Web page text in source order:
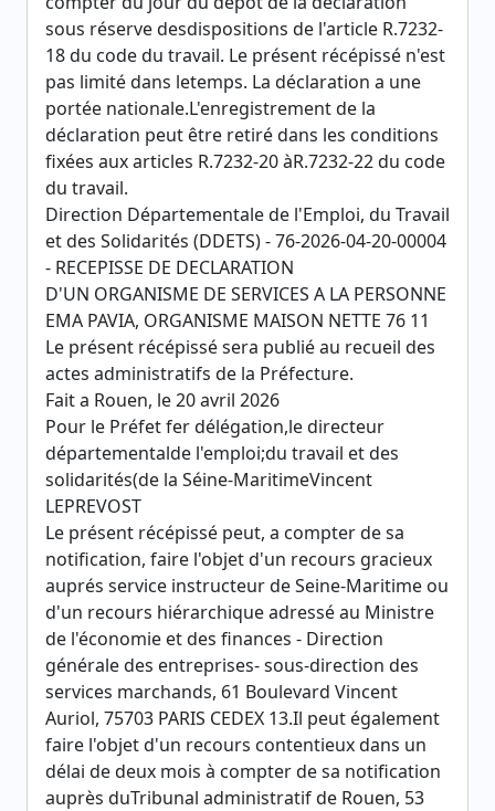
sous réserve desdispositions de l'article R.7232-
18 du code du travail. Le présent récépissé n'est
pas limité dans letemps. La déclaration a une
portée nationale.L'enregistrement de la
déclaration peut être retiré dans les conditions
fixées aux articles R.7232-20 àR.7232-22 du code
du travail.
Direction Départementale de l'Emploi, du Travail
et des Solidarités (DDETS) - 76-2026-04-20-00004
- RECEPISSE DE DECLARATION
D'UN ORGANISME DE SERVICES A LA PERSONNE
EMA PAVIA, ORGANISME MAISON NETTE 76 11
Le présent récépissé sera publié au recueil des
actes administratifs de la Préfecture.
Fait a Rouen, le 20 avril 2026
Pour le Préfet fer délégation,le directeur
départementalde l'emploi;du travail et des
solidarités(de la Séine-MaritimeVincent
LEPREVOST
Le présent récépissé peut, a compter de sa
notification, faire l'objet d'un recours gracieux
auprés service instructeur de Seine-Maritime ou
d'un recours hiérarchique adressé au Ministre
de l'économie et des finances - Direction
générale des entreprises- sous-direction des
services marchands, 61 Boulevard Vincent
Auriol, 75703 PARIS CEDEX 13.Il peut également
faire l'objet d'un recours contentieux dans un
délai de deux mois à compter de sa notification
auprès duTribunal administratif de Rouen, 53